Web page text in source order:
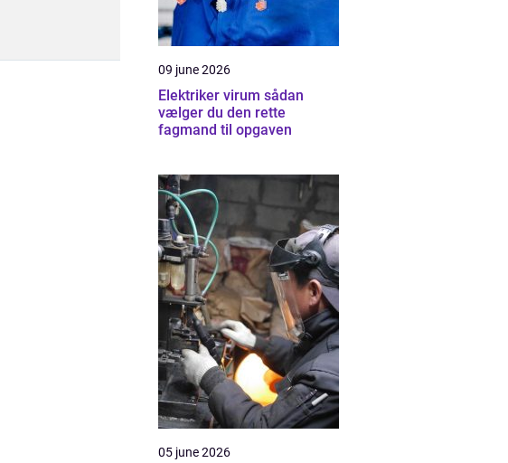
09 june 2026
Elektriker virum sådan
vælger du den rette
fagmand til opgaven
05 june 2026